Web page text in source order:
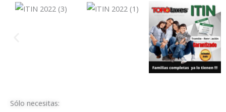
Sólo necesitas: